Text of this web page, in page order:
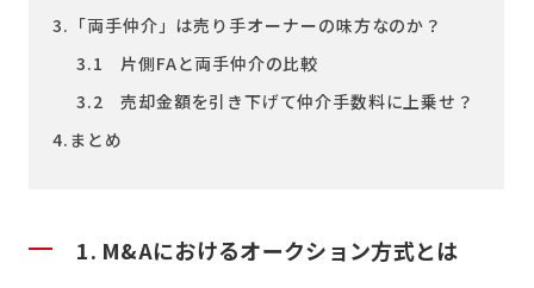
3.「両手仲介」は売り手オーナーの味方なのか？
3.1 片側FAと両手仲介の比較
3.2 売却金額を引き下げて仲介手数料に上乗せ？
4.まとめ
1. M&Aにおけるオークション方式とは